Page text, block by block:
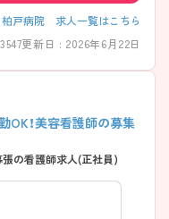
戸病院 求人一覧はこちら
更新日 : 2026年6月22日
OK！美容看護師の募集
の看護師求人(正社員)